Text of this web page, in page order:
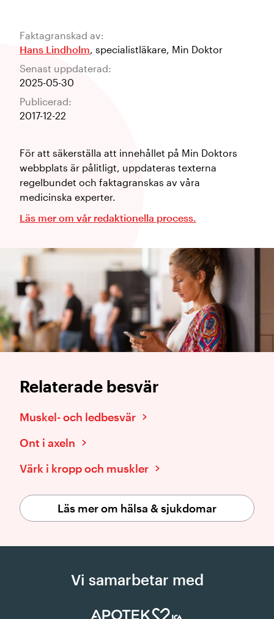
Faktagranskad av:
Hans Lindholm, specialistläkare, Min Doktor
Senast uppdaterad:
2025-05-30
Publicerad:
2017-12-22
För att säkerställa att innehållet på Min Doktors
webbplats är pålitligt, uppdateras texterna
regelbundet och faktagranskas av våra
medicinska experter.
Läs mer om vår redaktionella process.
Relaterade besvär
Muskel- och ledbesvär
Ont i axeln
Värk i kropp och muskler
Läs mer om hälsa & sjukdomar
Vi samarbetar med